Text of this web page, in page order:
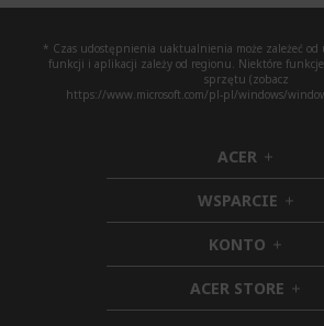
* Czas udostępnienia uaktualnienia może zależeć
funkcji i aplikacji zależy od regionu. Niektóre
sprzętu (zobacz
https://www.microsoft.com/pl-pl/windows/
ACER h
i
d
d
e
n
WSPARCIE h
i
d
e
n
KONTO h
i
d
d
ACER STORE h
i